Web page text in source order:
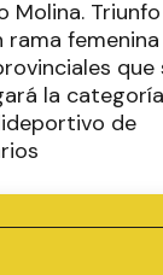
Molina.
que
la categoría
de